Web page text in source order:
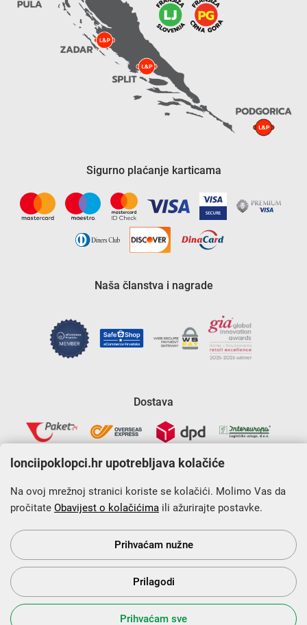
Sigurno plaćanje karticama
Naša članstva i nagrade
Dostava
Krajnji primatelj financijskog instrumenta sufinanciranog iz
Europskog fonda za regionalni razvoj u sklopu Operativnog
programa „Konkurentnost i kohezija”.
s Vama od 2014. godine!
lonciipoklopci.hr upotrebljava kolačiće
Na ovoj mrežnoj stranici koriste se kolačići. Molimo Vas da
pročitate Obavijest o kolačićima ili ažurirajte postavke.
Prihvaćam nužne
Prilagodi
Prihvaćam sve